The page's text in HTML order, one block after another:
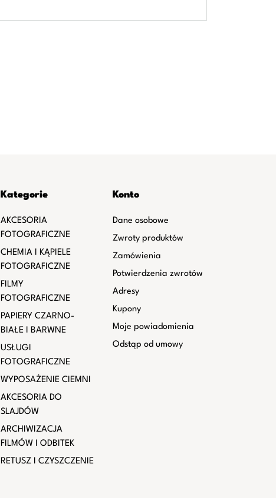
Kategorie
AKCESORIA
FOTOGRAFICZNE
CHEMIA I KĄPIELE
FOTOGRAFICZNE
FILMY
FOTOGRAFICZNE
PAPIERY CZARNO-
BIAŁE I BARWNE
USŁUGI
FOTOGRAFICZNE
WYPOSAŻENIE CIEMNI
AKCESORIA DO
SLAJDÓW
ARCHIWIZACJA
FILMÓW I ODBITEK
RETUSZ I CZYSZCZENIE
Konto
Dane osobowe
Zwroty produktów
Zamówienia
Potwierdzenia zwrotów
Adresy
Kupony
Moje powiadomienia
Odstąp od umowy